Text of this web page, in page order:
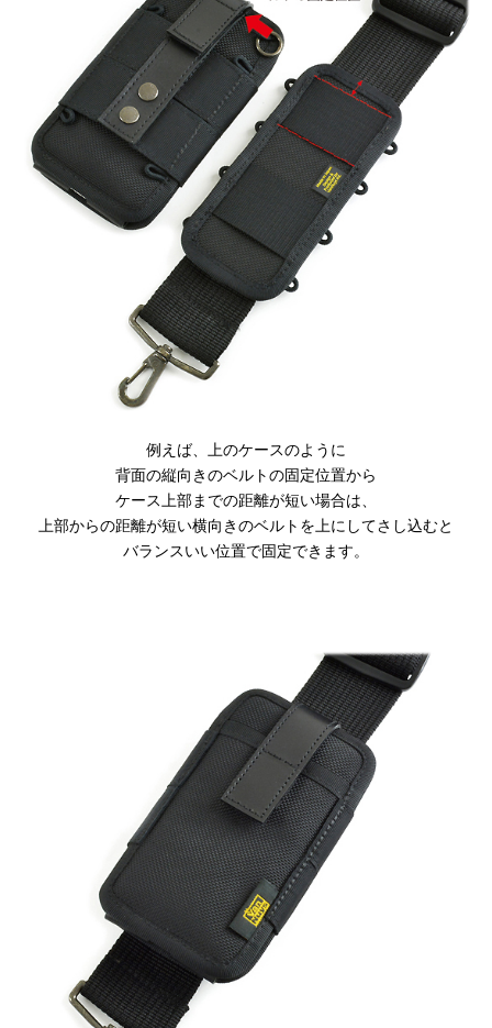
例えば、上のケースのように
背面の縦向きのベルトの固定位置から
ケース上部までの距離が短い場合は、
上部からの距離が短い横向きのベルトを上にしてさし込むと
バランスいい位置で固定できます。